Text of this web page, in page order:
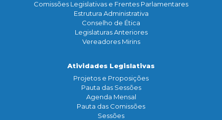
Comissões Legislativas e Frentes Parlamentares
Estrutura Administrativa
Conselho de Ética
Legislaturas Anteriores
Vereadores Mirins
Atividades Legislativas
Projetos e Proposições
Pauta das Sessões
Agenda Mensal
Pauta das Comissões
Sessões